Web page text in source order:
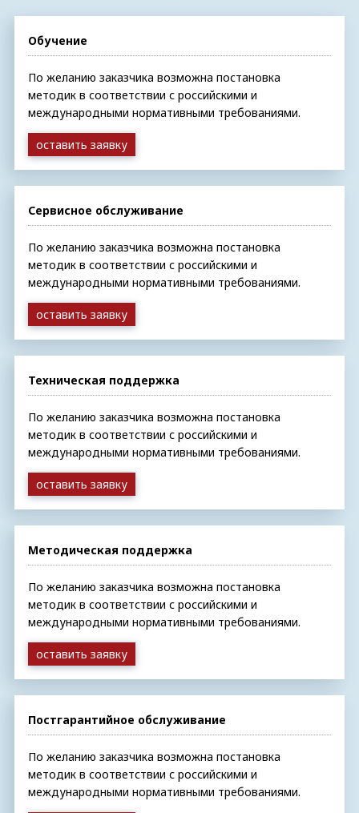
Обучение
По желанию заказчика возможна постановка
методик в соответствии с российскими и
международными нормативными требованиями.
оставить заявку
Сервисное обслуживание
По желанию заказчика возможна постановка
методик в соответствии с российскими и
международными нормативными требованиями.
оставить заявку
Техническая поддержка
По желанию заказчика возможна постановка
методик в соответствии с российскими и
международными нормативными требованиями.
оставить заявку
Методическая поддержка
По желанию заказчика возможна постановка
методик в соответствии с российскими и
международными нормативными требованиями.
оставить заявку
Постгарантийное обслуживание
По желанию заказчика возможна постановка
методик в соответствии с российскими и
международными нормативными требованиями.